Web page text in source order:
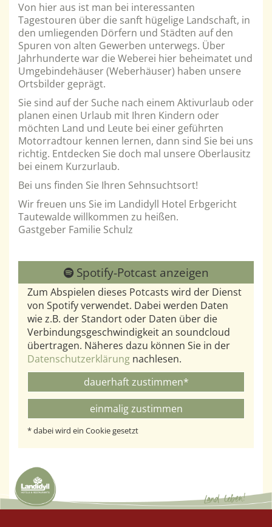
Von hier aus ist man bei interessanten
Tagestouren über die sanft hügelige Landschaft, in
den umliegenden Dörfern und Städten auf den
Spuren von alten Gewerben unterwegs. Über
Jahrhunderte war die Weberei hier beheimatet und
Umgebindehäuser (Weberhäuser) haben unsere
Ortsbilder geprägt.
Sie sind auf der Suche nach einem Aktivurlaub oder
planen einen Urlaub mit Ihren Kindern oder
möchten Land und Leute bei einer geführten
Motorradtour kennen lernen, dann sind Sie bei uns
richtig. Entdecken Sie doch mal unsere Oberlausitz
bei einem Kurzurlaub.
Bei uns finden Sie Ihren Sehnsuchtsort!
Wir freuen uns Sie im Landidyll Hotel Erbgericht
Tautewalde willkommen zu heißen.
Gastgeber Familie Schulz
Spotify-Potcast anzeigen
Zum Abspielen dieses Potcasts wird der Dienst
von Spotify verwendet. Dabei werden Daten
wie z.B. der Standort oder Daten über die
Verbindungsgeschwindigkeit an soundcloud
übertragen. Näheres dazu können Sie in der
Datenschutzerklärung nachlesen.
dauerhaft zustimmen*
einmalig zustimmen
* dabei wird ein Cookie gesetzt